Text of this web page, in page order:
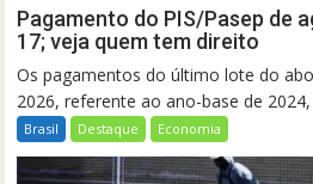
Pagamento do PIS/Pasep de
17; veja quem tem direito
Os pagamentos do último lote do
2026, referente ao ano-base de
Brasil Destaque Economia